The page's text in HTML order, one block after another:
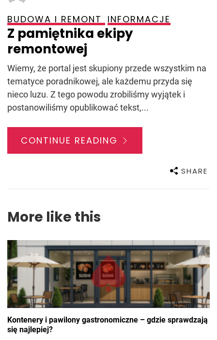
BUDOWA I REMONT INFORMACJE
Z pamiętnika ekipy
remontowej
Wiemy, że portal jest skupiony przede wszystkim na
tematyce poradnikowej, ale każdemu przyda się
nieco luzu. Z tego powodu zrobiliśmy wyjątek i
postanowiliśmy opublikować tekst,...
CONTINUE READING
SHARE
More like this
Kontenery i pawilony gastronomiczne – gdzie sprawdzają
się najlepiej?